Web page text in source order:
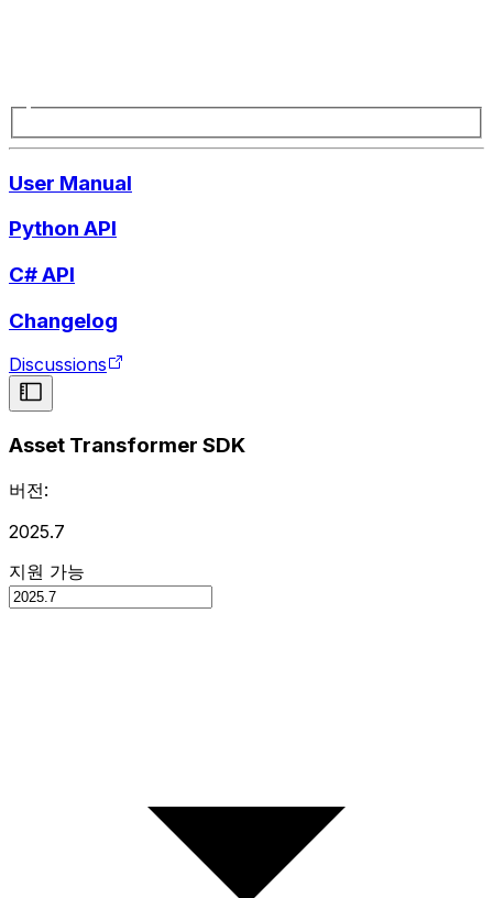
User Manual
Python API
C# API
Changelog
Discussions
Asset Transformer SDK
버전:
2025.7
지원 가능